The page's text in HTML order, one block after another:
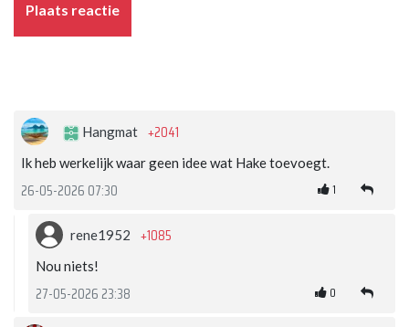
Plaats reactie
Hangmat +2041
Ik heb werkelijk waar geen idee wat Hake toevoegt.
26-05-2026 07:30 1
rene1952 +1085
Nou niets!
27-05-2026 23:38 0